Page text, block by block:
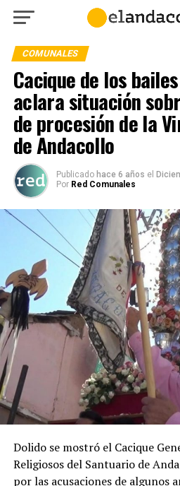
COMUNALES
Cacique de los
aclara situación
de procesión de la
de Andacollo
Publicado hace 6 años el
Por Red Comunales
Dolido se mostró el Cacique
Religiosos del Santuario de
por las acusaciones de algunos